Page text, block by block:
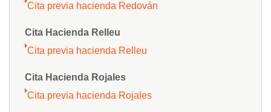
Cita previa hacienda Redován
Cita Hacienda Relleu
Cita previa hacienda Relleu
Cita Hacienda Rojales
Cita previa hacienda Rojales